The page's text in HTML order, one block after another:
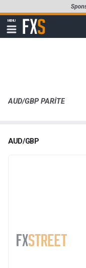
to
main
content
MENU
Show
navigation
FXStreet
AUD/GBP PARITE
AUD/GBP